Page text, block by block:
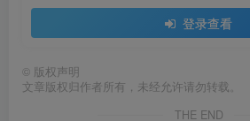
登录查看
© 版权声明
文章版权归作者所有，未经允许请勿转载。
THE END